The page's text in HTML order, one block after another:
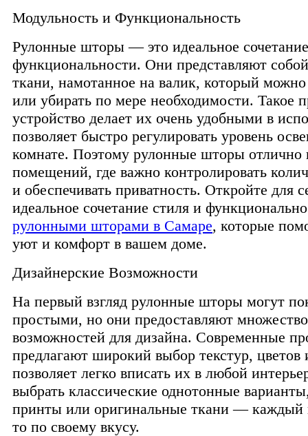
Модульность и Функциональность
Рулонные шторы — это идеальное
функциональности. Они представляют
ткани, намотанное на валик, который можно
или убирать по мере необходимости. Такое
устройство делает их очень удобными в
позволяет быстро регулировать уровень
комнате. Поэтому рулонные шторы отлично
помещений, где важно контролировать
и обеспечивать приватность. Откройте для
идеальное сочетание стиля и
рулонными шторами в Самаре, которые
уют и комфорт в вашем доме.
Дизайнерские Возможности
На первый взгляд рулонные шторы могут
простыми, но они предоставляют множество
возможностей для дизайна. Современные
предлагают широкий выбор текстур, цветов
позволяет легко вписать их в любой
выбрать классические однотонные
принты или оригинальные ткани — каждый
то по своему вкусу.